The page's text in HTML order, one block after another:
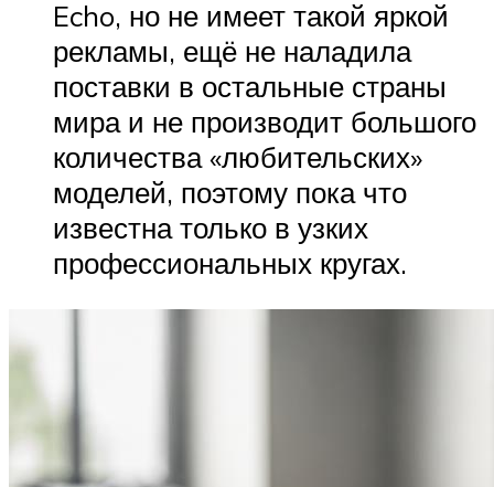
Echo, но не имеет такой яркой
рекламы, ещё не наладила
поставки в остальные страны
мира и не производит большого
количества «любительских»
моделей, поэтому пока что
известна только в узких
профессиональных кругах.